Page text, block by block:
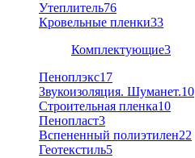
Утеплитель76
Кровельные пленки33
Комплектующие3
Пеноплэкс17
Звукоизоляция. Шуманет.10
Строительная пленка10
Пенопласт3
Вспененный полиэтилен22
Геотекстиль5